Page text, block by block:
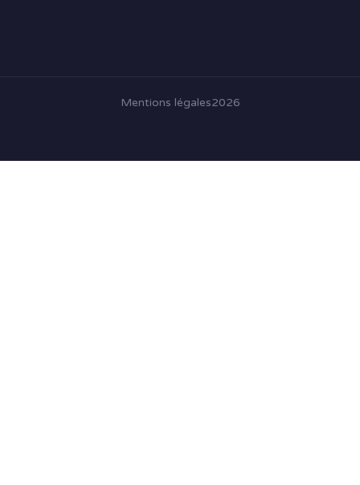
Mentions légales2026